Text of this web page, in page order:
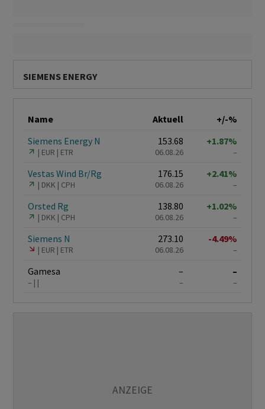
SIEMENS ENERGY
Name Aktuell
+/-%
Siemens Energy N
EUR ETR
153.68
06.08.26
+1.87%
–
Vestas Wind Br/Rg
DKK CPH
176.15
06.08.26
+2.41%
–
Orsted Rg
DKK CPH
138.80
06.08.26
+1.02%
–
Siemens N
EUR ETR
273.10
06.08.26
-4.49%
–
Gamesa
–
–
–
–
–